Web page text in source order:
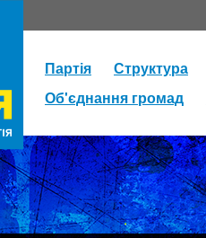
Партія Структура
Об'єднання громад